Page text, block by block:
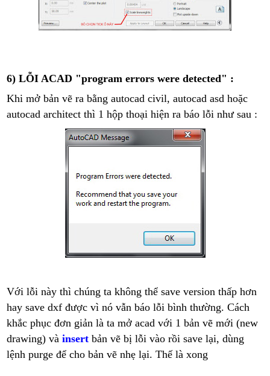
6) LỖI ACAD "program errors were detected" :
Khi mở bản vẽ ra bằng autocad civil, autocad asd hoặc
autocad architect thì 1 hộp thoại hiện ra báo lỗi như sau :
Với lỗi này thì chúng ta không thể save version thấp hơn
hay save dxf được vì nó vẫn báo lỗi bình thường. Cách
khắc phục đơn giản là ta mở acad với 1 bản vẽ mới (new
drawing) và insert bản vẽ bị lỗi vào rồi save lại, dùng
lệnh purge để cho bản vẽ nhẹ lại. Thế là xong